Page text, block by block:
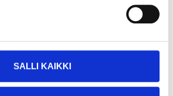
SALLI KAIKKI
1290